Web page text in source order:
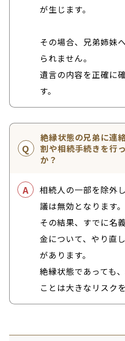
が生じます。
その場合、兄弟姉妹
られません。
遺言の内容を正確に
す。
絶縁状態の兄弟に連
割や相続手続きを行
か？
相続人の一部を除外
議は無効となります。
その結果、すでに名
金について、やり直
があります。
絶縁状態であっても
ことは大きなリスク